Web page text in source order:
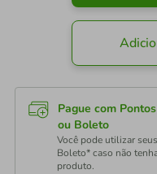
Pague com
ou Boleto
Você pode utilizar
Boleto* caso não
produto.